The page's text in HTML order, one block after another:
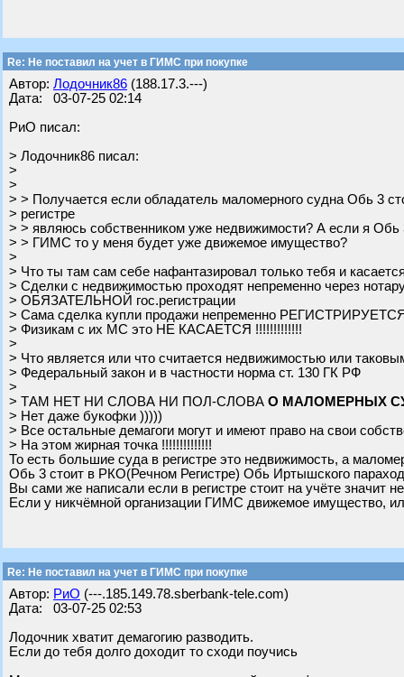
Re: Не поставил на учет в ГИМС при покупке
Автор: Лодочник86 (188.17.3.---)
Дата: 03-07-25 02:14
РиО писал:
> Лодочник86 писал:
>
>
> > Получается если обладатель маломерного судна Обь 3
> регистре
> > являюсь собственником уже недвижимости? А если я Обь
> > ГИМС то у меня будет уже движемое имущество?
>
> Что ты там сам себе нафантазировал только тебя и
> Сделки с недвижимостью проходят непременно через
> ОБЯЗАТЕЛЬНОЙ гос.регистрации
> Сама сделка купли продажи непременно
> Физикам с их МС это НЕ КАСАЕТСЯ !!!!!!!!!!!!!
>
> Что является или что считается недвижимостью или
> Федеральный закон и в частности норма ст. 130 ГК РФ
>
> ТАМ НЕТ НИ СЛОВА НИ ПОЛ-СЛОВА О МАЛОМЕРНЫХ
> Нет даже букофки )))))
> Все остальные демагоги могут и имеют право на свои
> На этом жирная точка !!!!!!!!!!!!!!
То есть большие суда в регистре это недвижимость, а
Обь 3 стоит в РКО(Речном Регистре) Обь Иртышского
Вы сами же написали если в регистре стоит на учёте значит
Если у никчёмной организации ГИМС движемое имущество,
Re: Не поставил на учет в ГИМС при покупке
Автор: РиО (---.185.149.78.sberbank-tele.com)
Дата: 03-07-25 02:53
Лодочник хватит демагогию разводить.
Если до тебя долго доходит то сходи поучись